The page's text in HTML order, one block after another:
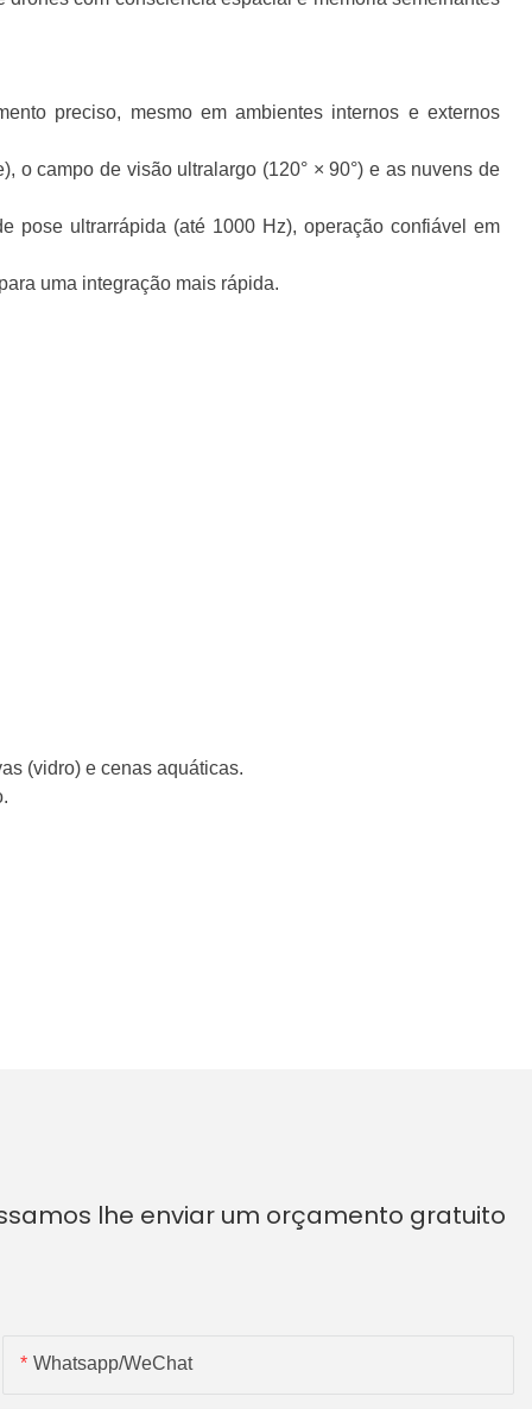
preciso, mesmo em ambientes internos e externos
o campo de visão ultralargo (120° × 90°) e as nuvens de
pose ultrarrápida (até 1000 Hz), operação confiável em
uma integração mais rápida.
(vidro) e cenas aquáticas.
lhe enviar um orçamento gratuito
Whatsapp/WeChat